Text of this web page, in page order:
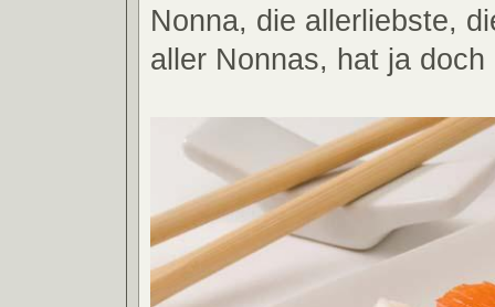
Nonna, die allerliebste,
aller Nonnas, hat ja doch